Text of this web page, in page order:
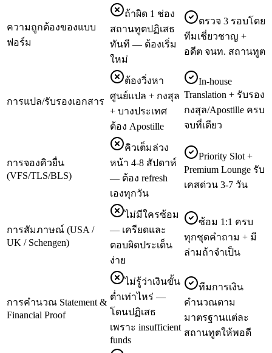
ความถูกต้องของแบบ
ฟอร์ม
ถ้าผิด 1 ช่อง
สถานทูตปฏิเสธ
ทันที — ต้องเริ่ม
ใหม่
ตรวจ 3 รอบโดย
ทีมเชี่ยวชาญ +
อดีต จนท. สถานทูต
การแปล/รับรองเอกสาร
ต้องวิ่งหา
ศูนย์แปล + กงสุล
+ บางประเทศ
ต้อง Apostille
In-house
Translation + รับรอง
กงสุล/Apostille ครบ
จบที่เดียว
การจองคิวยื่น
(VFS/TLS/BLS)
คิวเต็มล่วง
หน้า 4-8 สัปดาห์
— ต้อง refresh
เองทุกวัน
Priority Slot +
Premium Lounge รับ
เคสด่วน 3-7 วัน
การสัมภาษณ์ (USA /
UK / Schengen)
ไม่มีใครซ้อม
— เครียดและ
ตอบผิดประเด็น
ง่าย
ซ้อม 1:1 ครบ
ทุกชุดคำถาม + มี
ล่ามถ้าจำเป็น
การคำนวณ Statement &
Financial Proof
ไม่รู้ว่าเงินขั้น
ต่ำเท่าไหร่ —
โดนปฏิเสธ
เพราะ insufficient
funds
ทีมการเงิน
คำนวณตาม
มาตรฐานแต่ละ
สถานทูตให้พอดี